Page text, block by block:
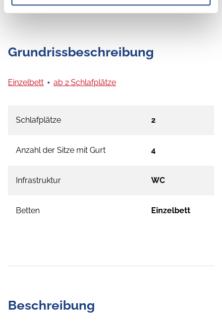
Grundrissbeschreibung
Einzelbett ab 2 Schlafplätze
Schlafplätze 2
Anzahl der Sitze mit Gurt 4
Infrastruktur WC
Betten Einzelbett
Beschreibung